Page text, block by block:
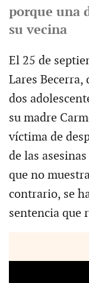
porque una
su vecina
El 25 de
Lares Becerra,
dos
su madre
víctima de
de las
que no
contrario, se
sentencia que